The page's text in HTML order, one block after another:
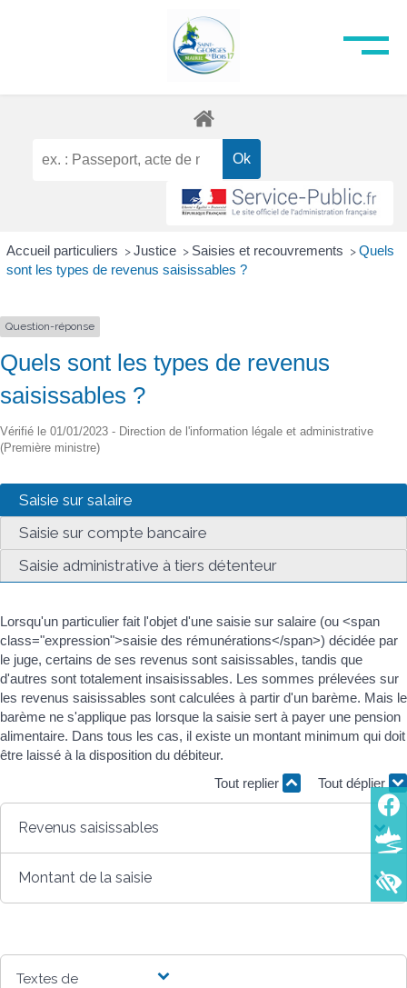
Accueil particuliers > Justice > Saisies et recouvrements > Quels
sont les types de revenus saisissables ?
Question-réponse
Quels sont les types de revenus
saisissables ?
Vérifié le 01/01/2023 - Direction de l'information légale et administrative
(Première ministre)
Saisie sur salaire
Saisie sur compte bancaire
Saisie administrative à tiers détenteur
Lorsqu'un particulier fait l'objet d'une saisie sur salaire (ou <span
class="expression">saisie des rémunérations</span>) décidée par
le juge, certains de ses revenus sont saisissables, tandis que
d'autres sont totalement insaisissables. Les sommes prélevées sur
les revenus saisissables sont calculées à partir d'un barème. Mais le
barème ne s'applique pas lorsque la saisie sert à payer une pension
alimentaire. Dans tous les cas, il existe un montant minimum qui doit
être laissé à la disposition du débiteur.
Tout replier
Tout déplier
Revenus saisissables
Montant de la saisie
Textes de